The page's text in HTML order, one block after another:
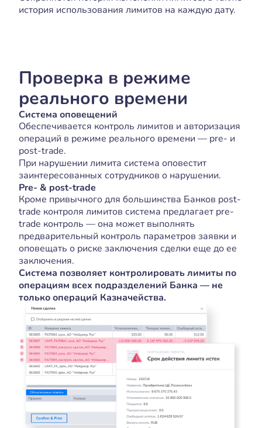
история использования лимитов на каждую дату.
Проверка в режиме
реального времени
Система оповещений
Обеспечивается контроль лимитов и авторизация
операций в режиме реального времени — pre- и
post-trade.
При нарушении лимита система оповестит
заинтересованных сотрудников о нарушении.
Pre- & post-trade
Кроме привычного для большинства Банков post-
trade контроля лимитов система предлагает pre-
trade контроль — она может выполнять
предварительный контроль параметров заявки и
оповещать о риске заключения сделки еще до ее
заключения.
Система позволяет контролировать лимиты по
операциям всех подразделений Банка — не
только операций Казначейства.